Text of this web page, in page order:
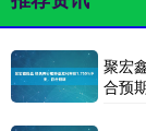
聚宏
合预